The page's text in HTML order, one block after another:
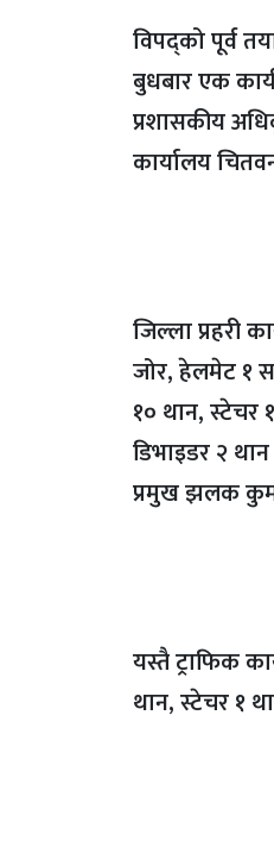
विपद्को पूर्व
बुधबार एक
प्रशासकीय
कार्यालय
जिल्ला प्रहरी
जोर, हेलमेट १
१० थान, स्टेचर
डिभाइडर २
प्रमुख झलक
यस्तै ट्राफिक
थान, स्टेचर १